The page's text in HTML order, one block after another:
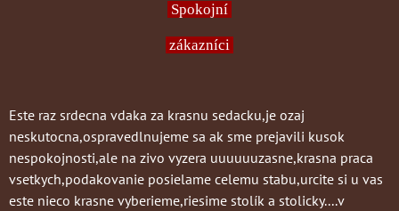
Spokojní
zákazníci
Este raz srdecna vdaka za krasnu sedacku,je ozaj
neskutocna,ospravedlnujeme sa ak sme prejavili kusok
nespokojnosti,ale na zivo vyzera uuuuuuzasne,krasna praca
vsetkych,podakovanie posielame celemu stabu,urcite si u vas
este nieco krasne vyberieme,riesime stolík a stolicky....v